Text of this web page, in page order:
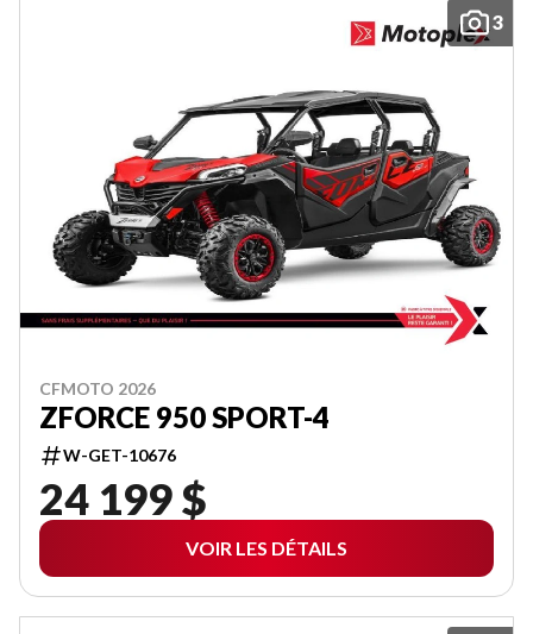
3
CFMOTO 2026
ZFORCE 950 SPORT-4
W-GET-10676
24 199 $
VOIR LES DÉTAILS